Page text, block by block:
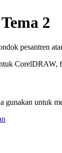
Tema 2
pesantren
gunakan untuk